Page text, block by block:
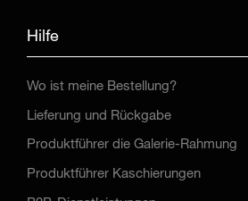
Hilfe
Wo ist meine Bestellung?
Lieferung und Rückgabe
Produktführer die Galerie-Rahmung
Produktführer Kaschierungen